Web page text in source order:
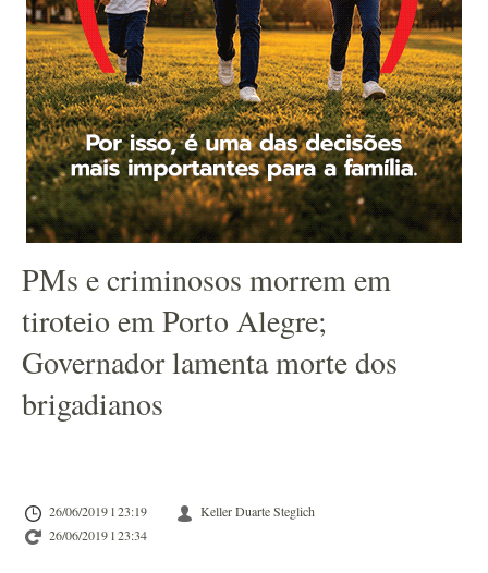
PMs e criminosos morrem em
tiroteio em Porto Alegre;
Governador lamenta morte dos
brigadianos
26/06/2019 l 23:19
Keller Duarte Steglich
26/06/2019 l 23:34